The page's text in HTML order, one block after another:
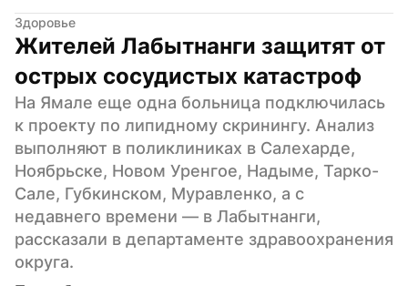
Здоровье
Жителей Лабытнанги защитят от
острых сосудистых катастроф
На Ямале еще одна больница подключилась
к проекту по липидному скринингу. Анализ
выполняют в поликлиниках в Салехарде,
Ноябрьске, Новом Уренгое, Надыме, Тарко-
Сале, Губкинском, Муравленко, а с
недавнего времени — в Лабытнанги,
рассказали в департаменте здравоохранения
округа.